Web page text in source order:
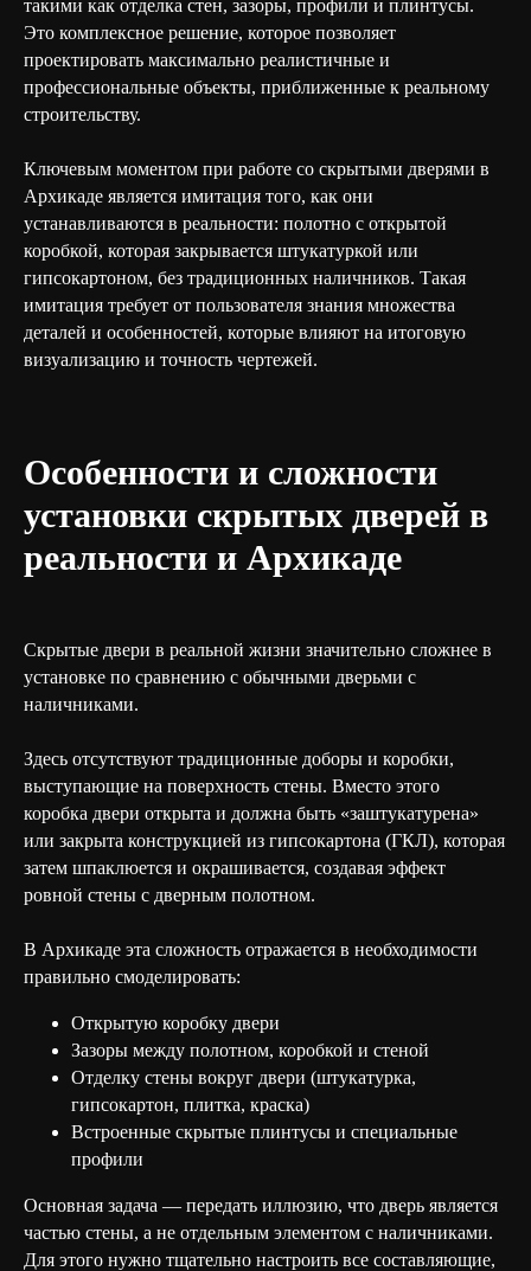
такими как отделка стен, зазоры, профили и плинтусы.
Это комплексное решение, которое позволяет
проектировать максимально реалистичные и
профессиональные объекты, приближенные к реальному
строительству.
Ключевым моментом при работе со скрытыми дверями в
Архикаде является имитация того, как они
устанавливаются в реальности: полотно с открытой
коробкой, которая закрывается штукатуркой или
гипсокартоном, без традиционных наличников. Такая
имитация требует от пользователя знания множества
деталей и особенностей, которые влияют на итоговую
визуализацию и точность чертежей.
Особенности и сложности
установки скрытых дверей в
реальности и Архикаде
Скрытые двери в реальной жизни значительно сложнее в
установке по сравнению с обычными дверьми с
наличниками.
Здесь отсутствуют традиционные доборы и коробки,
выступающие на поверхность стены. Вместо этого
коробка двери открыта и должна быть «заштукатурена»
или закрыта конструкцией из гипсокартона (ГКЛ), которая
затем шпаклюется и окрашивается, создавая эффект
ровной стены с дверным полотном.
В Архикаде эта сложность отражается в необходимости
правильно смоделировать:
Открытую коробку двери
Зазоры между полотном, коробкой и стеной
Отделку стены вокруг двери (штукатурка,
гипсокартон, плитка, краска)
Встроенные скрытые плинтусы и специальные
профили
Основная задача — передать иллюзию, что дверь является
частью стены, а не отдельным элементом с наличниками.
Для этого нужно тщательно настроить все составляющие,